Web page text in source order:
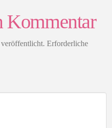
Kommentar
Erforderliche